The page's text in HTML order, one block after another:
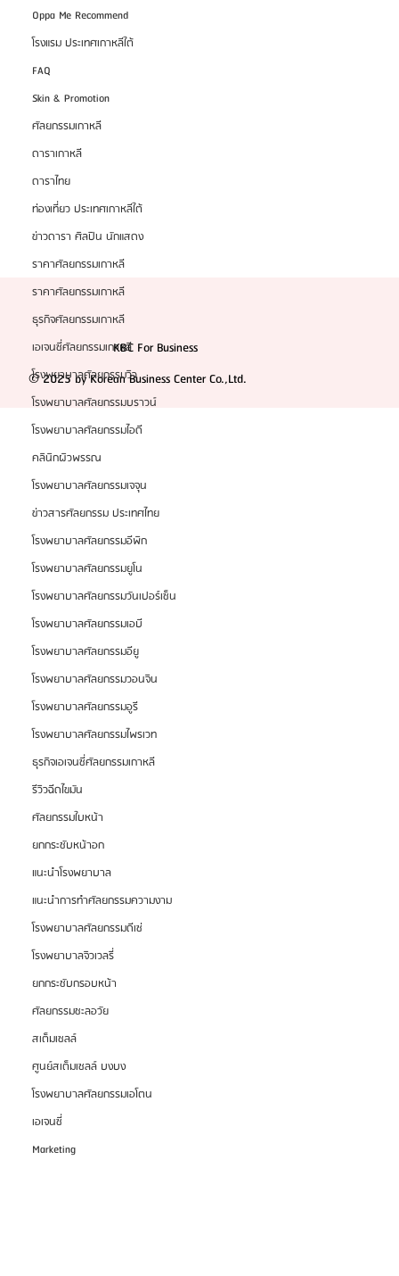
Oppa Me Recommend
โรงแรม ประเทศเกาหลีใต้
FAQ
Skin & Promotion
ศัลยกรรมเกาหลี
ดาราเกาหลี
ดาราไทย
ท่องเที่ยว ประเทศเกาหลีใต้
ข่าวดารา ศิลปิน นักแสดง
ราคาศัลยกรรมเกาหลี
ราคาศัลยกรรมเกาหลี
ธุรกิจศัลยกรรมเกาหลี
เอเจนซี่ศัลยกรรมเกาหลี
โรงพยาบาลศัลยกรรมวิว
โรงพยาบาลศัลยกรรมบราวน์
โรงพยาบาลศัลยกรรมไอดี
คลินิกผิวพรรณ
โรงพยาบาลศัลยกรรมเจจุน
ข่าวสารศัลยกรรม ประเทศไทย
โรงพยาบาลศัลยกรรมอีพิก
โรงพยาบาลศัลยกรรมยูโน
โรงพยาบาลศัลยกรรมวันเปอร์เซ็น
โรงพยาบาลศัลยกรรมเอบี
โรงพยาบาลศัลยกรรมอียู
โรงพยาบาลศัลยกรรมวอนจิน
โรงพยาบาลศัลยกรรมอูรี
โรงพยาบาลศัลยกรรมไพรเวท
ธุรกิจเอเจนซี่ศัลยกรรมเกาหลี
รีวิวฉีดไขมัน
ศัลยกรรมใบหน้า
ยกกระชับหน้าอก
แนะนำโรงพยาบาล
แนะนำการทำศัลยกรรมความงาม
โรงพยาบาลศัลยกรรมดีเซ่
โรงพยาบาลจิวเวลรี่
ยกกระชับกรอบหน้า
ศัลยกรรมชะลอวัย
สเต็มเซลล์
ศูนย์สเต็มเซลล์ บงบง
โรงพยาบาลศัลยกรรมเอโตน
เอเจนซี่
Marketing
สมัครตัวแทน "เอเจนซี่ศัลยกรรมจีน" เทรนด์โอกาสสร้าง
รายได้สูงในตลาด
KBC For Business
© 2025 by Korean Business Center Co.,Ltd.